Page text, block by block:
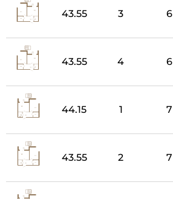
43.55 3 6
43.55 4 6
44.15 1 7
43.55 2 7